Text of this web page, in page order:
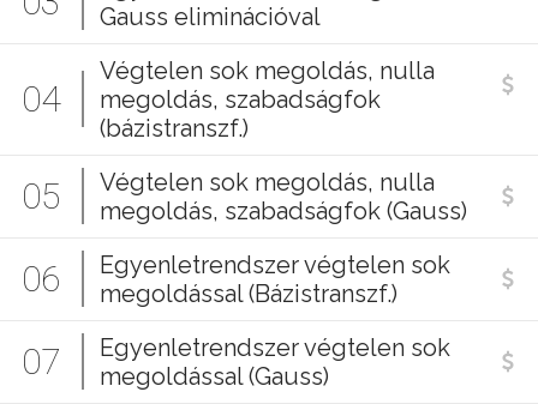
Gauss eliminációval
04
Végtelen sok megoldás, nulla
megoldás, szabadságfok
(bázistranszf.)
05
Végtelen sok megoldás, nulla
megoldás, szabadságfok (Gauss)
06
Egyenletrendszer végtelen sok
megoldással (Bázistranszf.)
07
Egyenletrendszer végtelen sok
megoldással (Gauss)